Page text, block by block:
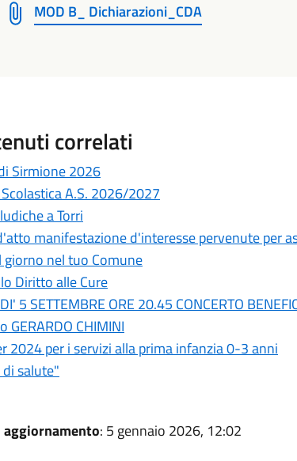
MOD B_ Dichiarazioni_CDA
correlati
Sirmione 2026
A.S. 2026/2027
a Torri
manifestazione d'interesse pervenute per
giorno nel tuo Comune
Diritto alle Cure
5 SETTEMBRE ORE 20.45 CONCERTO
GERARDO CHIMINI
2024 per i servizi alla prima infanzia 0-3 anni
salute"
: 5 gennaio 2026, 12:02